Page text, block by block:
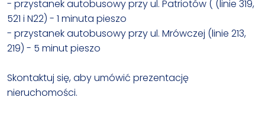
- przystanek autobusowy przy ul. Patriotów ( (linie 319,
521 i N22) - 1 minuta pieszo
- przystanek autobusowy przy ul. Mrówczej (linie 213,
219) - 5 minut pieszo
Skontaktuj się, aby umówić prezentację
nieruchomości.